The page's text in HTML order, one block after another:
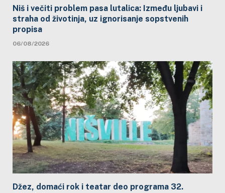
Niš i večiti problem pasa lutalica: Između ljubavi i
straha od životinja, uz ignorisanje sopstvenih
propisa
06/08/2026
Džez, domaći rok i teatar deo programa 32.